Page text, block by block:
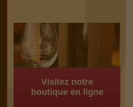
Visitez notre
boutique en ligne